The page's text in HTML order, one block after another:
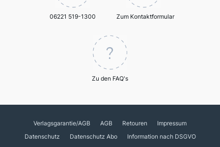
06221 519-1300 Zum Kontaktformular
Zu den FAQ's
Verlagsgarantie/AGB AGB Retouren
Impressum
Datenschutz
Datenschutz Abo
Information nach DSGVO